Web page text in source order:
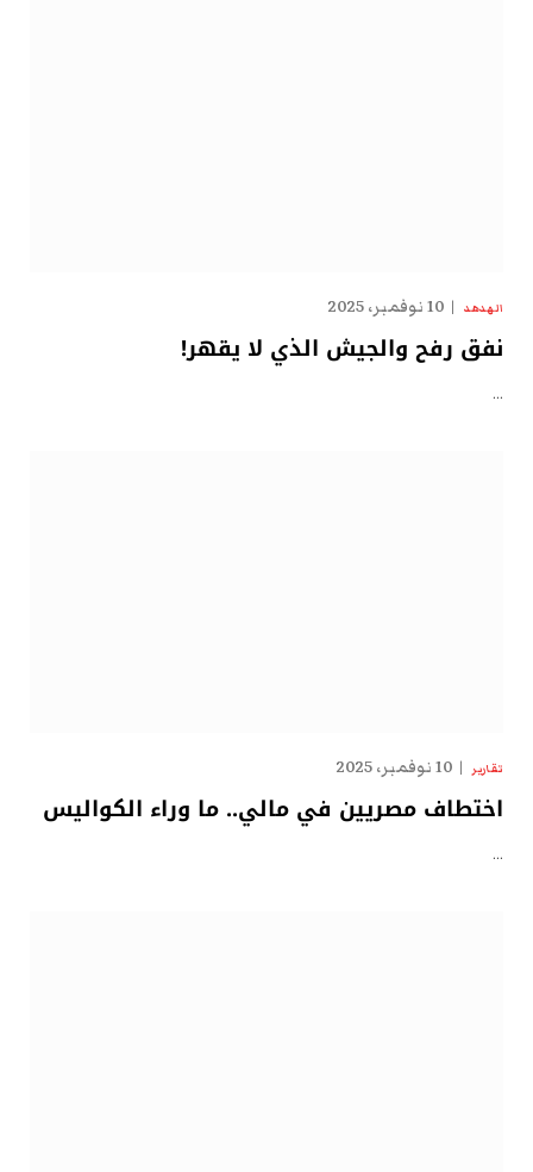
الهدهد 10 نوفمبر، 2025
نفق رفح والجيش الذي لا يقهر!
…
تقارير 10 نوفمبر، 2025
اختطاف مصريين في مالي.. ما وراء الكواليس
…